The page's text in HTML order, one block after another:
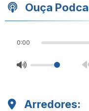
Ouça
0:00
Arredores: